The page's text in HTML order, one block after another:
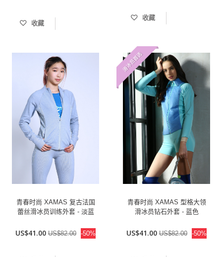
收藏
收藏
青春时尚 XAMAS 复古法国
蕾丝滑冰员训练外套 - 淡蓝
US$41.00 US$82.00 -50%
青春时尚 XAMAS 型格大领
滑冰员钻石外套 - 蓝色
滑冰员首选
US$41.00 US$82.00 -50%